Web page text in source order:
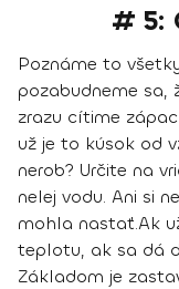
# 5:
Poznáme to
pozabudneme sa,
zrazu cítime
už je to kúsok od
nerob? Určite na
nelej vodu. Ani si
mohla nastať.Ak
teplotu, ak sa dá
Základom je